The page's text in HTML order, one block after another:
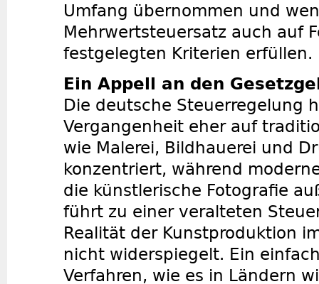
Umfang übernommen und
Mehrwertsteuersatz auch auf
festgelegten Kriterien erfüllen.
Ein Appell an den
Die deutsche Steuerregelung
Vergangenheit eher auf
wie Malerei, Bildhauerei und
konzentriert, während
die künstlerische Fotografie
führt zu einer veralteten
Realität der Kunstproduktion
nicht widerspiegelt. Ein
Verfahren, wie es in Ländern